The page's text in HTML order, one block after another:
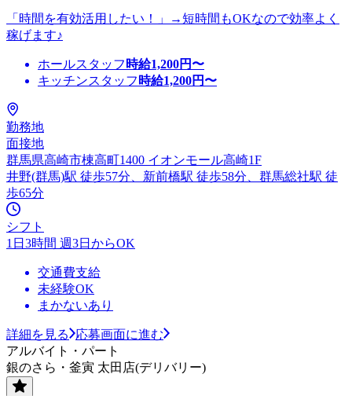
「時間を有効活用したい！」→短時間もOKなので効率よく
稼げます♪
ホールスタッフ 時給1,200円〜
キッチンスタッフ 時給1,200円〜
勤務地
面接地
群馬県高崎市棟高町1400 イオンモール高崎1F
井野(群馬)駅 徒歩57分、新前橋駅 徒歩58分、群馬総社駅 徒
歩65分
シフト
1日3時間 週3日からOK
交通費支給
未経験OK
まかないあり
詳細を見る
応募画面に進む
アルバイト・パート
銀のさら・釜寅 太田店(デリバリー)